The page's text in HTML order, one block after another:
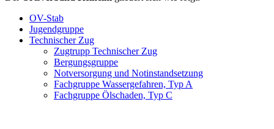
OV-Stab
Jugendgruppe
Technischer Zug
Zugtrupp Technischer Zug
Bergungsgruppe
Notversorgung und Notinstandsetzung
Fachgruppe Wassergefahren, Typ A
Fachgruppe Ölschaden, Typ C